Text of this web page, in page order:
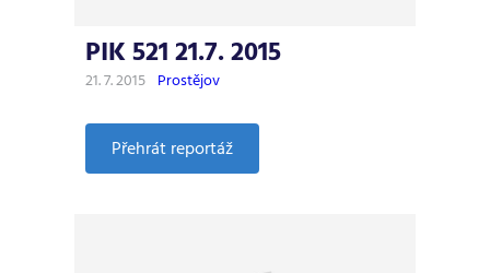
PIK 521 21.7. 2015
21. 7. 2015 Prostějov
Přehrát reportáž:
PIK